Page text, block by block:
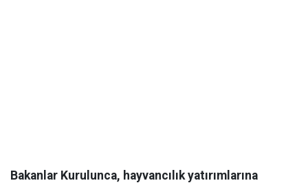
Bakanlar Kurulunca, hayvancılık yatırımlarına